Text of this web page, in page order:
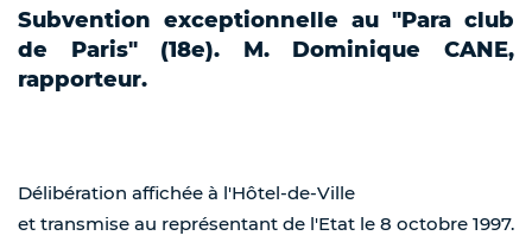
Subvention exceptionnelle au "Para club
de Paris" (18e). M. Dominique CANE,
rapporteur.
Délibération affichée à l'Hôtel-de-Ville
et transmise au représentant de l'Etat le 8 octobre 1997.